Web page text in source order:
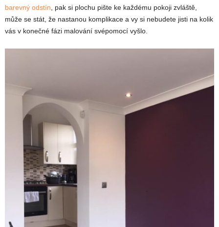
barevný odstín , pak si plochu pište ke každému pokoji zvláště,
může se stát, že nastanou komplikace a vy si nebudete jisti na kolik
vás v konečné fázi malování svépomocí vyšlo.